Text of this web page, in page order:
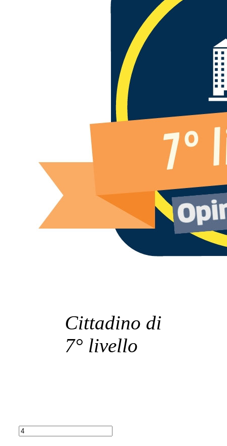
Cittadino di
7° livello